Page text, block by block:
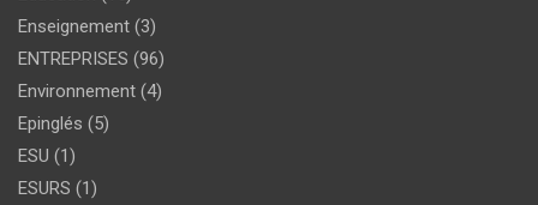
Enseignement (3)
ENTREPRISES (96)
Environnement (4)
Epinglés (5)
ESU (1)
ESURS (1)